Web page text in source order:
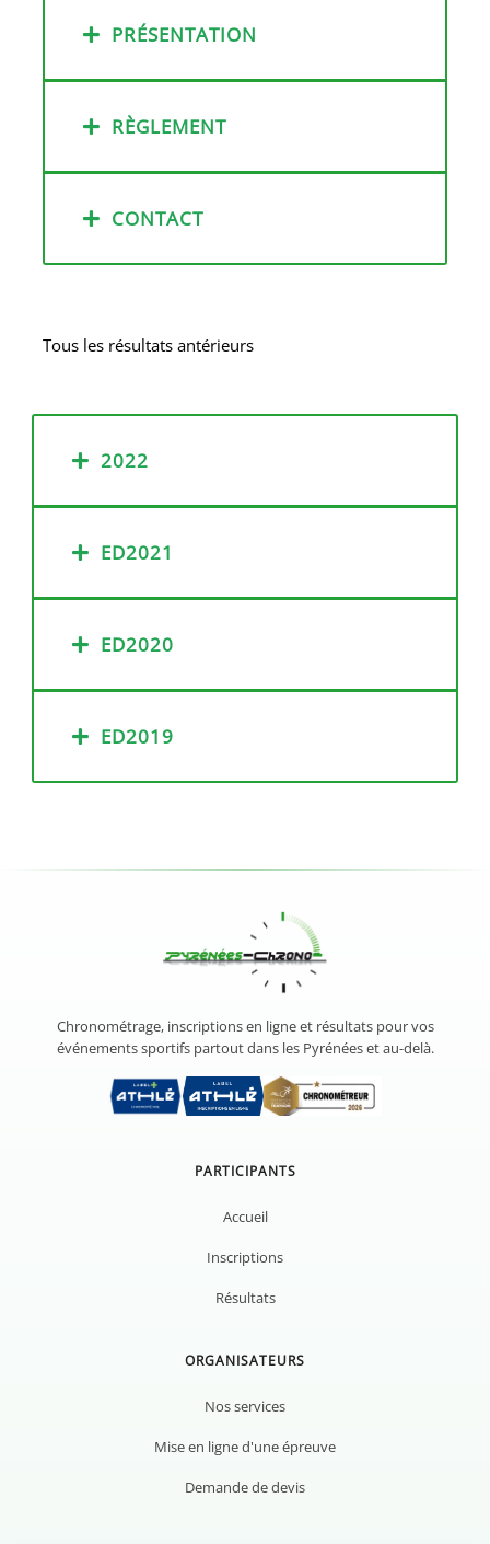
PRÉSENTATION
RÈGLEMENT
CONTACT
Tous les résultats antérieurs
2022
ED2021
ED2020
ED2019
Chronométrage, inscriptions en ligne et résultats pour vos
événements sportifs partout dans les Pyrénées et au-delà.
PARTICIPANTS
Accueil
Inscriptions
Résultats
ORGANISATEURS
Nos services
Mise en ligne d'une épreuve
Demande de devis